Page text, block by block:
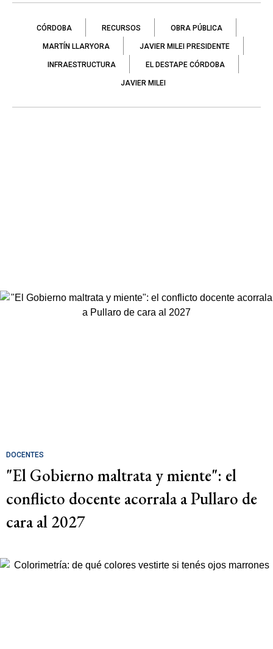
CÓRDOBA RECURSOS OBRA PÚBLICA
MARTÍN LLARYORA JAVIER MILEI PRESIDENTE
INFRAESTRUCTURA EL DESTAPE CÓRDOBA
JAVIER MILEI
DOCENTES
"El Gobierno maltrata y miente": el
conflicto docente acorrala a Pullaro de
cara al 2027